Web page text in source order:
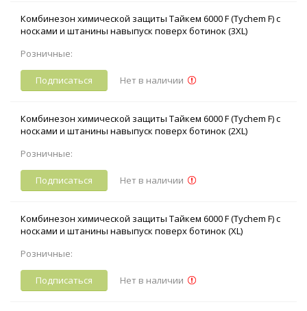
Комбинезон химической защиты Тайкем 6000 F (Tychem F) с
носками и штанины навыпуск поверх ботинок (3XL)
Розничные:
Подписаться Нет в наличии
Комбинезон химической защиты Тайкем 6000 F (Tychem F) с
носками и штанины навыпуск поверх ботинок (2XL)
Розничные:
Подписаться Нет в наличии
Комбинезон химической защиты Тайкем 6000 F (Tychem F) с
носками и штанины навыпуск поверх ботинок (XL)
Розничные:
Подписаться Нет в наличии